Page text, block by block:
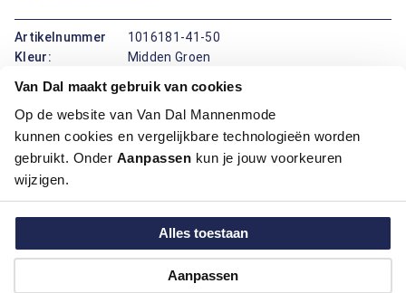
Van Dal maakt gebruik van cookies
Op de website van Van Dal Mannenmode
kunnen cookies en vergelijkbare technologieën worden
gebruikt. Onder Aanpassen kun je jouw voorkeuren
wijzigen.
Alles toestaan
Aanpassen
Artikelnummer
1016181-41-50
Kleur:
Midden Groen
Motief:
Uni motief
Deze korte broek van Bartlett Classics biedt ultiem comfort
door het gebruik van katoen en elastaan. Het effen ontwerp
zorgt voor een tijdloze uitstraling, terwijl de stof zorgt voor
flexibiliteit en ademend vermogen. Ideaal voor elke zomerse
van de zon: deze broek houdt je comfortabel.